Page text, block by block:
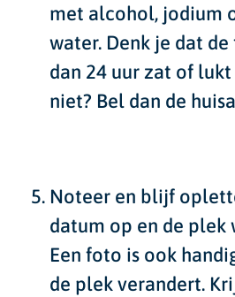
met alcohol, jodium
water. Denk je dat
dan 24 uur zat of
niet? Bel dan de
Noteer en blijf
datum op en de plek
Een foto is ook
de plek verandert.